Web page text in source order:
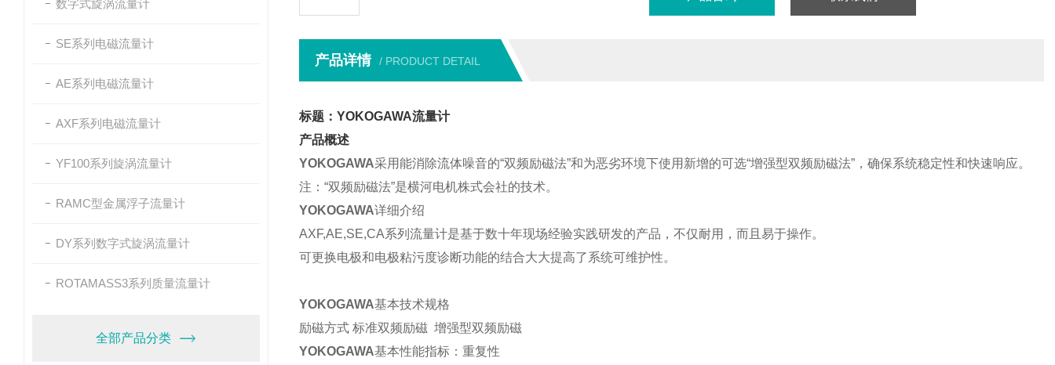
数字式旋涡流量计
SE系列电磁流量计
AE系列电磁流量计
AXF系列电磁流量计
YF100系列旋涡流量计
RAMC型金属浮子流量计
DY系列数字式旋涡流量计
ROTAMASS3系列质量流量计
全部产品分类
产品详情 / PRODUCT DETAIL
标题：YOKOGAWA流量计
产品概述
YOKOGAWA采用能消除流体噪音的“双频励磁法”和为恶劣环境下使用新增的可选“增强型双频励磁法”，确保系统稳定性和快速响应。
注：“双频励磁法”是横河电机株式会社的技术。
YOKOGAWA详细介绍
AXF,AE,SE,CA系列流量计是基于数十年现场经验实践研发的产品，不仅耐用，而且易于操作。
可更换电极和电极粘污度诊断功能的结合大大提高了系统可维护性。
YOKOGAWA基本技术规格
励磁方式 标准双频励磁 增强型双频励磁
YOKOGAWA基本性能指标：重复性